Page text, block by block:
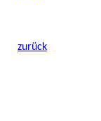
zurück